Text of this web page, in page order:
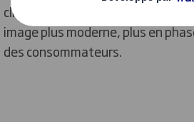
clients. Un packaging créatif peut
image plus moderne, plus en
des consommateurs.